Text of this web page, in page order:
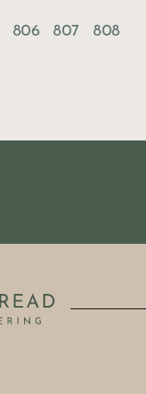
806 807 808